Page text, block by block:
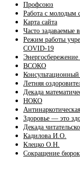
Профсоюз
Работа с молодым
Карта сайта
Часто задаваемые
Режим работы
COVID-19
ВСОКО
Летняя
Декада
НОКО
Здоровье — это
Декада
Кадилова И.О.
Клецко О.Н.
Сокращение